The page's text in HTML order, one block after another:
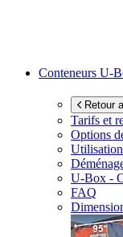
Conteneurs U-
Retour
Tarifs et
Options
U-Box -
FAQ